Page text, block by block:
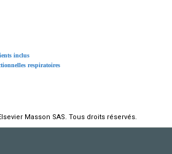
inclus
respiratoires
Masson SAS. Tous droits réservés.